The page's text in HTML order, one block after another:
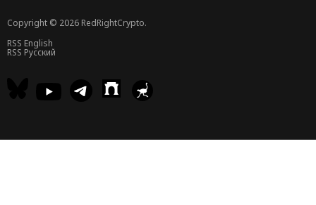
Copyright © 2026 RedRightCrypto.
RSS English
RSS Русский